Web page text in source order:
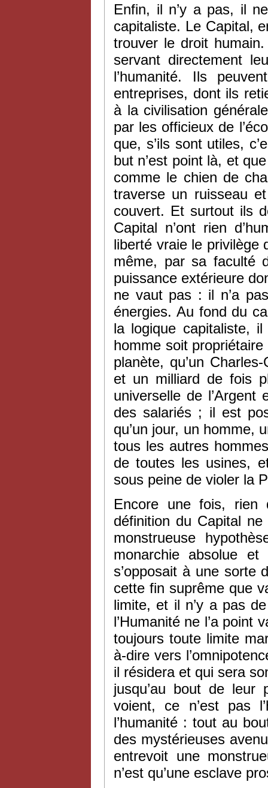
Enfin, il n’y a pas, il
capitaliste. Le Capital,
trouver le droit
servant directement
l’humanité. Ils
entreprises, dont ils
à la civilisation
par les officieux de
que, s’ils sont utiles,
but n’est point là, et
comme le chien de
traverse un ruisseau
couvert. Et surtout ils
Capital n’ont rien
liberté vraie le privilège
même, par sa faculté
puissance extérieure
ne vaut pas : il n’a
énergies. Au fond du
la logique capitaliste,
homme soit
planète, qu’un
et un milliard de fois
universelle de
des salariés ; il est
qu’un jour, un homme,
tous les autres
de toutes les usines,
sous peine de violer la
Encore une fois, rien
définition du Capital
monstrueuse
monarchie absolue
s’opposait à une sorte
cette fin suprême que
limite, et il n’y a pas
l’Humanité ne l’a point
toujours toute limite
à-dire vers
il résidera et qui sera
jusqu’au bout de leur
voient, ce n’est pas
l’humanité : tout au
des mystérieuses
entrevoit une
n’est qu’une esclave